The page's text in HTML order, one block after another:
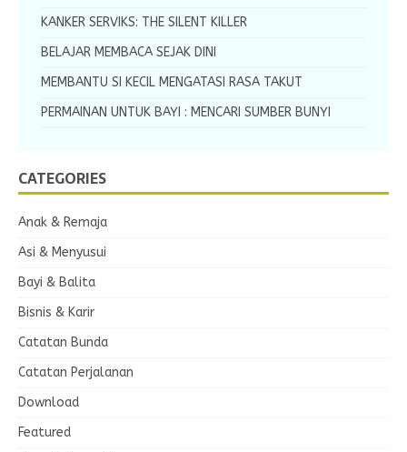
KANKER SERVIKS: THE SILENT KILLER
BELAJAR MEMBACA SEJAK DINI
MEMBANTU SI KECIL MENGATASI RASA TAKUT
PERMAINAN UNTUK BAYI : MENCARI SUMBER BUNYI
CATEGORIES
Anak & Remaja
Asi & Menyusui
Bayi & Balita
Bisnis & Karir
Catatan Bunda
Catatan Perjalanan
Download
Featured